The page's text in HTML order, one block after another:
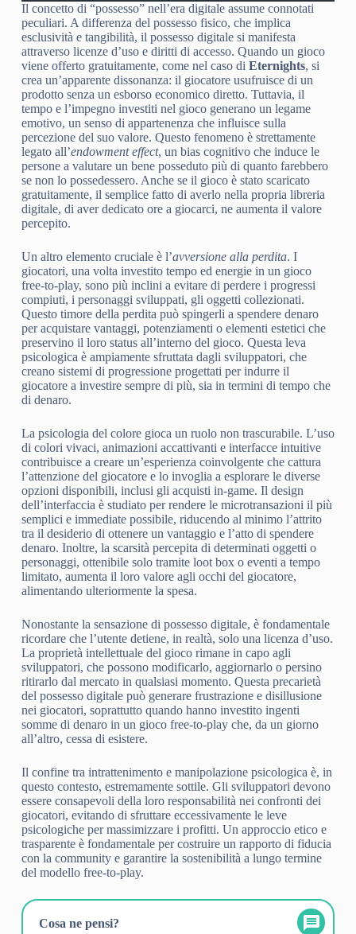
Il concetto di “possesso” nell’era digitale assume connotati
peculiari. A differenza del possesso fisico, che implica
esclusività e tangibilità, il possesso digitale si manifesta
attraverso licenze d’uso e diritti di accesso. Quando un gioco
viene offerto gratuitamente, come nel caso di Eternights, si
crea un’apparente dissonanza: il giocatore usufruisce di un
prodotto senza un esborso economico diretto. Tuttavia, il
tempo e l’impegno investiti nel gioco generano un legame
emotivo, un senso di appartenenza che influisce sulla
percezione del suo valore. Questo fenomeno è strettamente
legato all’endowment effect, un bias cognitivo che induce le
persone a valutare un bene posseduto più di quanto farebbero
se non lo possedessero. Anche se il gioco è stato scaricato
gratuitamente, il semplice fatto di averlo nella propria libreria
digitale, di aver dedicato ore a giocarci, ne aumenta il valore
percepito.
Un altro elemento cruciale è l’avversione alla perdita. I
giocatori, una volta investito tempo ed energie in un gioco
free-to-play, sono più inclini a evitare di perdere i progressi
compiuti, i personaggi sviluppati, gli oggetti collezionati.
Questo timore della perdita può spingerli a spendere denaro
per acquistare vantaggi, potenziamenti o elementi estetici che
preservino il loro status all’interno del gioco. Questa leva
psicologica è ampiamente sfruttata dagli sviluppatori, che
creano sistemi di progressione progettati per indurre il
giocatore a investire sempre di più, sia in termini di tempo che
di denaro.
La psicologia del colore gioca un ruolo non trascurabile. L’uso
di colori vivaci, animazioni accattivanti e interfacce intuitive
contribuisce a creare un’esperienza coinvolgente che cattura
l’attenzione del giocatore e lo invoglia a esplorare le diverse
opzioni disponibili, inclusi gli acquisti in-game. Il design
dell’interfaccia è studiato per rendere le microtransazioni il più
semplici e immediate possibile, riducendo al minimo l’attrito
tra il desiderio di ottenere un vantaggio e l’atto di spendere
denaro. Inoltre, la scarsità percepita di determinati oggetti o
personaggi, ottenibile solo tramite loot box o eventi a tempo
limitato, aumenta il loro valore agli occhi del giocatore,
alimentando ulteriormente la spesa.
Nonostante la sensazione di possesso digitale, è fondamentale
ricordare che l’utente detiene, in realtà, solo una licenza d’uso.
La proprietà intellettuale del gioco rimane in capo agli
sviluppatori, che possono modificarlo, aggiornarlo o persino
ritirarlo dal mercato in qualsiasi momento. Questa precarietà
del possesso digitale può generare frustrazione e disillusione
nei giocatori, soprattutto quando hanno investito ingenti
somme di denaro in un gioco free-to-play che, da un giorno
all’altro, cessa di esistere.
Il confine tra intrattenimento e manipolazione psicologica è, in
questo contesto, estremamente sottile. Gli sviluppatori devono
essere consapevoli della loro responsabilità nei confronti dei
giocatori, evitando di sfruttare eccessivamente le leve
psicologiche per massimizzare i profitti. Un approccio etico e
trasparente è fondamentale per costruire un rapporto di fiducia
con la community e garantire la sostenibilità a lungo termine
del modello free-to-play.
Cosa ne pensi?